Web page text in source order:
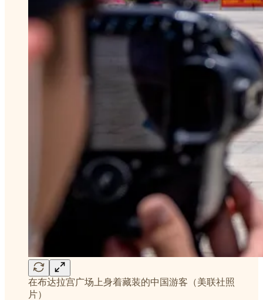
在布达拉宫广场上身着藏装的中国游客（美联社照
片）